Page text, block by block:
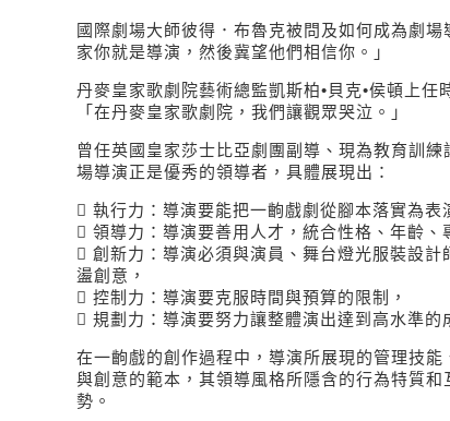
國際劇場大師彼得．布魯克被問及如何成為劇
家你就是導演，然後冀望他們相信你。」
丹麥皇家歌劇院藝術總監凱斯柏•貝克•侯頓上任
「在丹麥皇家歌劇院，我們讓觀眾哭泣。」
曾任英國皇家莎士比亞劇團副導、現為教育訓練
場導演正是優秀的領導者，具體展現出：
 執行力：導演要能把一齣戲劇從腳本落實為表
 領導力：導演要善用人才，統合性格、年齡、
 創新力：導演必須與演員、舞台燈光服裝設計
盪創意，
 控制力：導演要克服時間與預算的限制，
 規劃力：導演要努力讓整體演出達到高水準的
在一齣戲的創作過程中，導演所展現的管理技
與創意的範本，其領導風格所隱含的行為特質
勢。